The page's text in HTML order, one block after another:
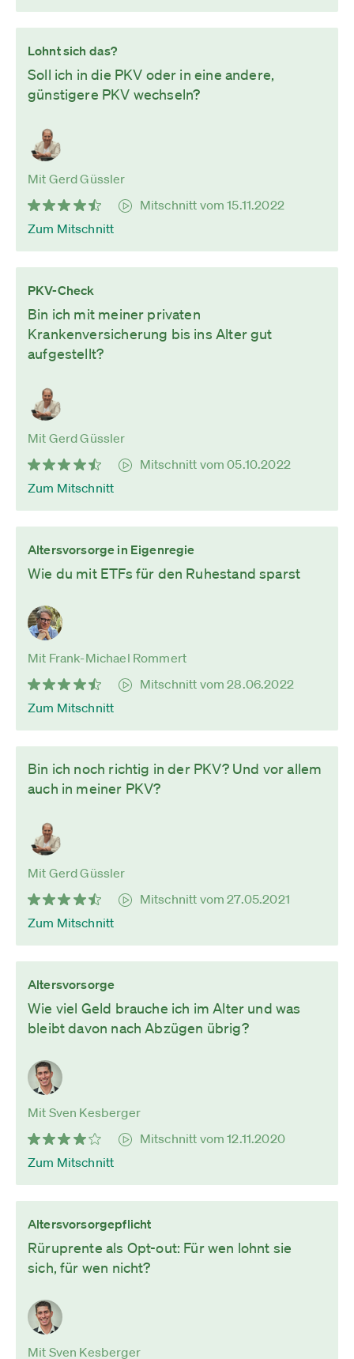
Lohnt sich das?
Soll ich in die PKV oder in eine andere,
günstigere PKV wechseln?
Mit Gerd Güssler
Mitschnitt vom 15.11.2022
Zum Mitschnitt
PKV-Check
Bin ich mit meiner privaten
Krankenversicherung bis ins Alter gut
aufgestellt?
Mit Gerd Güssler
Mitschnitt vom 05.10.2022
Zum Mitschnitt
Altersvorsorge in Eigenregie
Wie du mit ETFs für den Ruhestand sparst
Mit Frank-Michael Rommert
Mitschnitt vom 28.06.2022
Zum Mitschnitt
Bin ich noch richtig in der PKV? Und vor allem
auch in meiner PKV?
Mit Gerd Güssler
Mitschnitt vom 27.05.2021
Zum Mitschnitt
Altersvorsorge
Wie viel Geld brauche ich im Alter und was
bleibt davon nach Abzügen übrig?
Mit Sven Kesberger
Mitschnitt vom 12.11.2020
Zum Mitschnitt
Altersvorsorgepflicht
Rüruprente als Opt-out: Für wen lohnt sie
sich, für wen nicht?
Mit Sven Kesberger